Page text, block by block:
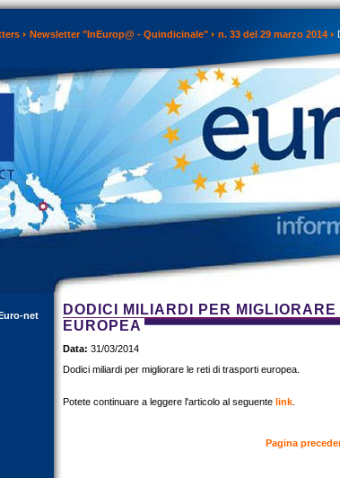
Newsletter "InEurop@ - Quindicinale" n. 33 del 29 marzo 2014
net
DODICI MILIARDI PER
EUROPEA
Data: 31/03/2014
Dodici miliardi per migliorare le reti di trasporti europea.
Potete continuare a leggere l'articolo al seguente link
Pagina